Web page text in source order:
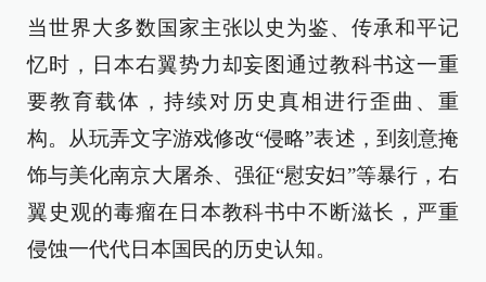
当世界大多数国家主张以史为鉴、传承和平记
忆时，日本右翼势力却妄图通过教科书这一重
要教育载体，持续对历史真相进行歪曲、重
构。从玩弄文字游戏修改“侵略”表述，到刻意掩
饰与美化南京大屠杀、强征“慰安妇”等暴行，右
翼史观的毒瘤在日本教科书中不断滋长，严重
侵蚀一代代日本国民的历史认知。